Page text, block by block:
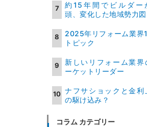
約15年間でビルダー
頭、変化した地域勢力図
2025年リフォーム業界
トピック
新しいリフォーム業界
ーケットリーダー
ナフサショックと金利
の駆け込み？
コラム カテゴリー